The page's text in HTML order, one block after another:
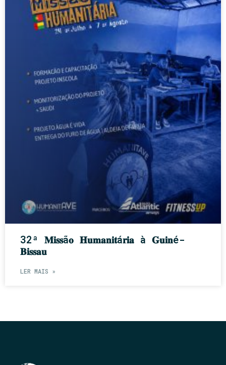
32ª 𝐌𝐢𝐬𝐬ã𝐨 𝐇𝐮𝐦𝐚𝐧𝐢𝐭á𝐫𝐢𝐚 à 𝐆𝐮𝐢𝐧é-
𝐁𝐢𝐬𝐬𝐚𝐮
LER MAIS »